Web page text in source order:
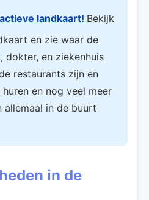
landkaart! Bekijk
en zie waar de
dokter, en ziekenhuis
restaurants zijn en
en nog veel meer
allemaal in de buurt
in de